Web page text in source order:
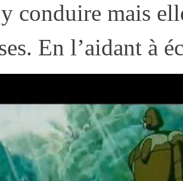
conduire mais
En l’aidant à
jeune
fabuleuse
dans le cielest